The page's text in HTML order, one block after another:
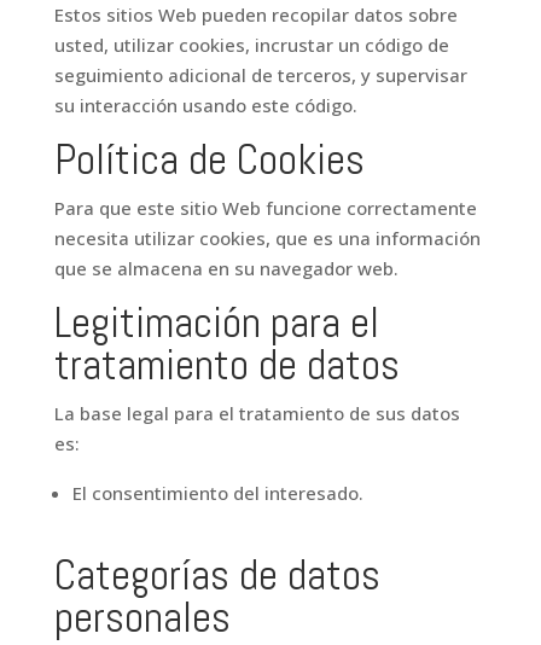
Estos sitios Web pueden recopilar datos sobre
usted, utilizar cookies, incrustar un código de
seguimiento adicional de terceros, y supervisar
su interacción usando este código.
Política de Cookies
Para que este sitio Web funcione correctamente
necesita utilizar cookies, que es una información
que se almacena en su navegador web.
Legitimación para el
tratamiento de datos
La base legal para el tratamiento de sus datos
es:
El consentimiento del interesado.
Categorías de datos
personales